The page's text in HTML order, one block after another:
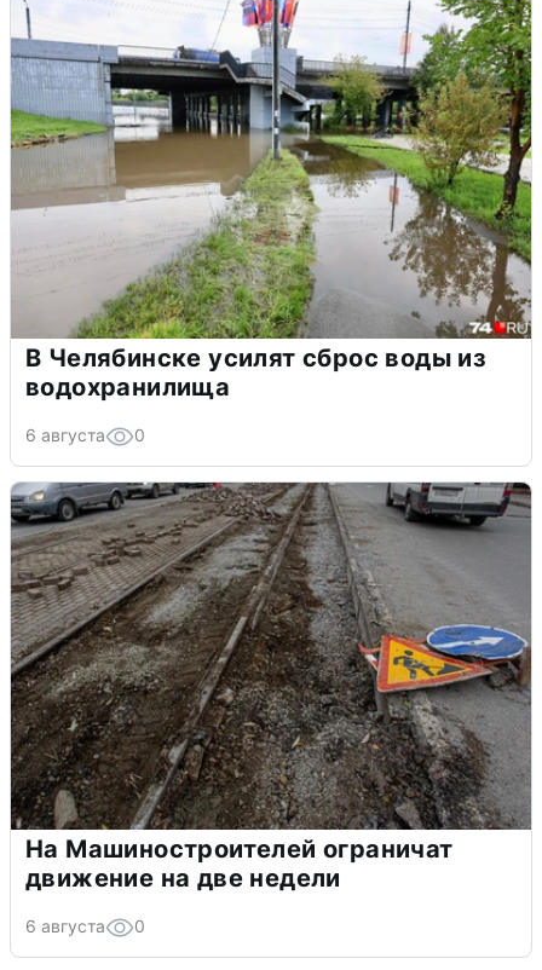
В Челябинске усилят сброс воды из
водохранилища
6 августа 0
На Машиностроителей ограничат
движение на две недели
6 августа 0